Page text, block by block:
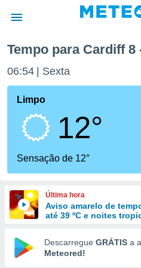
da
foi
fornecidas
a este
das
e
forma
digital
Tempo para Cardiff 8
06:54 Sexta
Limpo
12°
Sensação de 12°
Última hora
Aviso amarelo de
até 39 ºC e noites
Descarregue GRÁTIS a
Meteored!